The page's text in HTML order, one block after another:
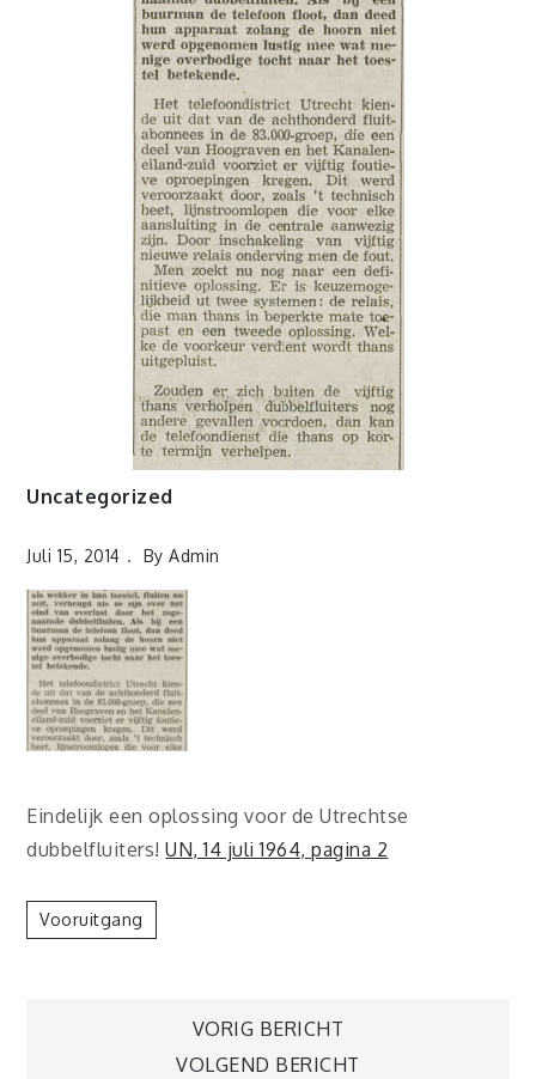
Uncategorized
Juli 15, 2014 ByAdmin
Eindelijk een oplossing voor de Utrechtse
dubbelfluiters!UN, 14 juli 1964, pagina 2
Vooruitgang
Berichtnavigatie
VORIG BERICHT
VOLGEND BERICHT